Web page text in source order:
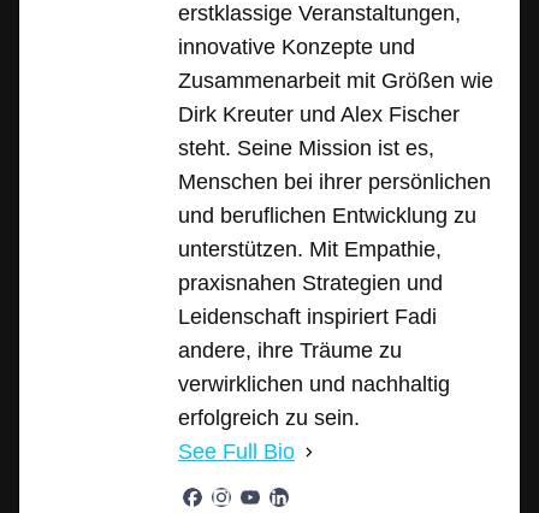
erstklassige Veranstaltungen,
innovative Konzepte und
Zusammenarbeit mit Größen wie
Dirk Kreuter und Alex Fischer
steht. Seine Mission ist es,
Menschen bei ihrer persönlichen
und beruflichen Entwicklung zu
unterstützen. Mit Empathie,
praxisnahen Strategien und
Leidenschaft inspiriert Fadi
andere, ihre Träume zu
verwirklichen und nachhaltig
erfolgreich zu sein.
See Full Bio